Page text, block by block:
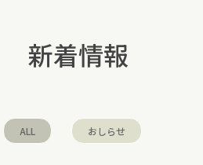
新着情報
ALL おしらせ